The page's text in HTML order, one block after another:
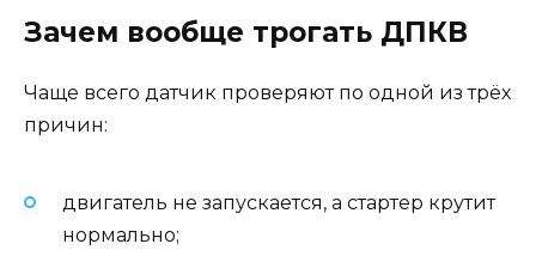
Зачем вообще трогать ДПКВ
Чаще всего датчик проверяют по одной из трёх
причин:
двигатель не запускается, а стартер крутит
нормально;